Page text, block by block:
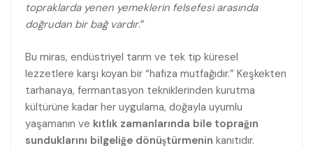
topraklarda yenen yemeklerin felsefesi arasında
doğrudan bir bağ vardır.”
Bu miras, endüstriyel tarım ve tek tip küresel
lezzetlere karşı koyan bir “hafıza mutfağıdır.” Keşkekten
tarhanaya, fermantasyon tekniklerinden kurutma
kültürüne kadar her uygulama, doğayla uyumlu
yaşamanın ve kıtlık zamanlarında bile toprağın
sunduklarını bilgeliğe dönüştürmenin kanıtıdır.